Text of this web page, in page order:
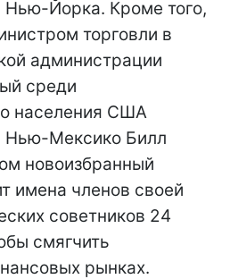
Нью-Йорка. Кроме того,
торговли в
администрации
среди
населения США
Нью-Мексико Билл
новоизбранный
имена членов своей
советников 24
смягчить
рынках.